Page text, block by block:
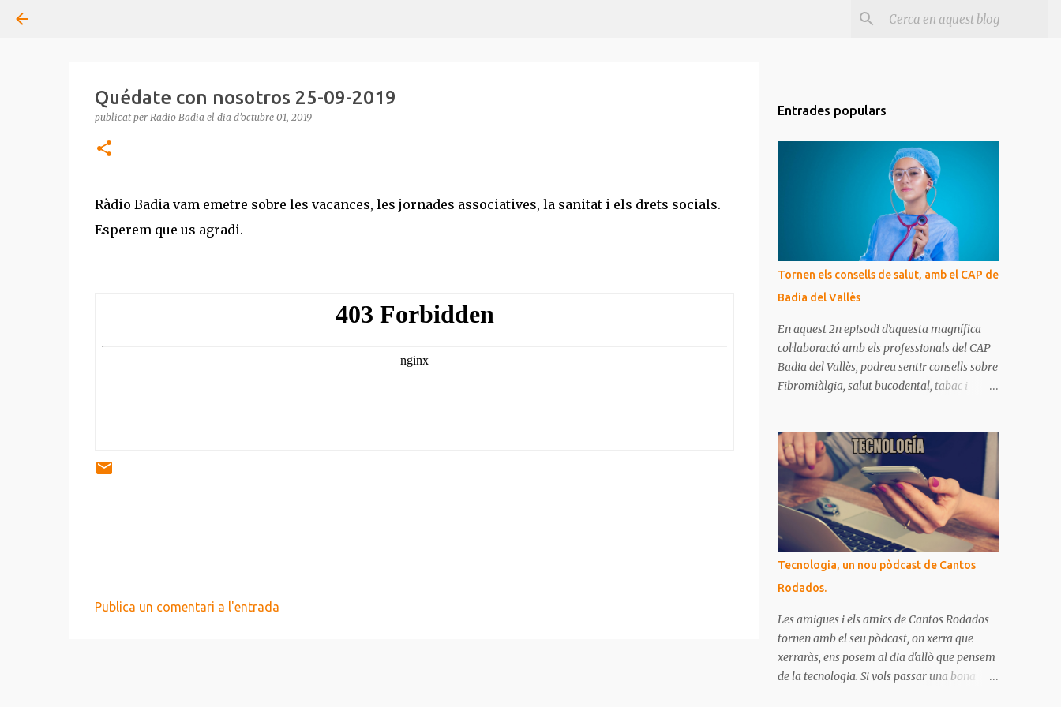
Quédate con nosotros 25-09-2019
publicat per Radio Badia el dia d’octubre 01, 2019
Ràdio Badia vam emetre sobre les vacances, les jornades associatives, la sanitat i els drets socials.
Esperem que us agradi.
Publica un comentari a l'entrada
Entrades populars
Tornen els consells de salut, amb el CAP de
Badia del Vallès
En aquest 2n episodi d'aquesta magnífica
col·laboració amb els professionals del CAP
Badia del Vallès, podreu sentir consells sobre
Fibromiàlgia, salut bucodental, tabac i
recopilat. Són missatges clars i senzills
d'entendre, on podrem aprendre coses per
gaudir de bona salut.
Tecnologia, un nou pòdcast de Cantos
Rodados.
Les amigues i els amics de Cantos Rodados
tornen amb el seu pòdcast, on xerra que
xerraràs, ens posem al dia d'allò que pensem
de la tecnologia. Si vols passar una bona